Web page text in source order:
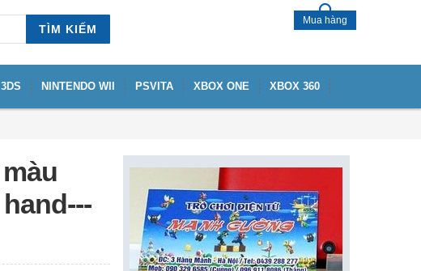
TÌM KIẾM
Mua hàng
NINTENDO WII PSVITA XBOX ONE XBOX 360